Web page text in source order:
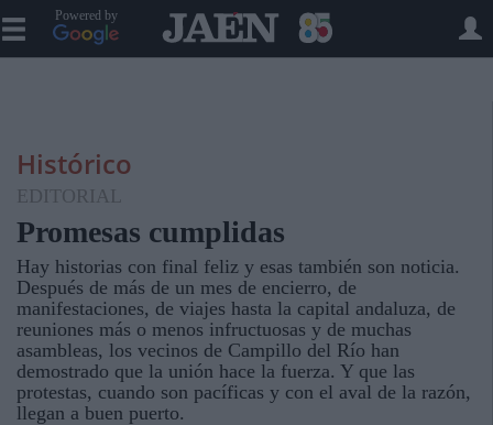
Powered by
Histórico
EDITORIAL
Promesas cumplidas
Hay historias con final feliz y esas también son noticia.
Después de más de un mes de encierro, de
manifestaciones, de viajes hasta la capital andaluza, de
reuniones más o menos infructuosas y de muchas
asambleas, los vecinos de Campillo del Río han
demostrado que la unión hace la fuerza. Y que las
protestas, cuando son pacíficas y con el aval de la razón,
llegan a buen puerto.